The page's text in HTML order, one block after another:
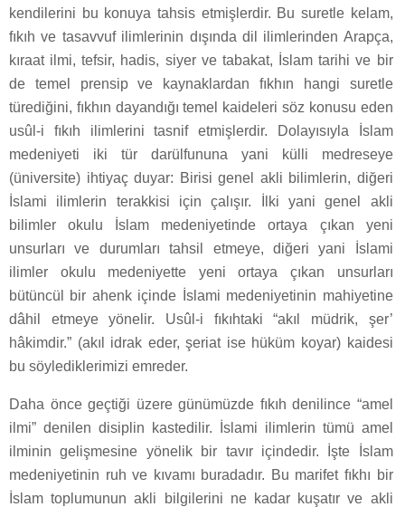
kendilerini bu konuya tahsis etmişlerdir. Bu suretle kelam,
fıkıh ve tasavvuf ilimlerinin dışında dil ilimlerinden Arapça,
kıraat ilmi, tefsir, hadis, siyer ve tabakat, İslam tarihi ve bir
de temel prensip ve kaynaklardan fıkhın hangi suretle
türediğini, fıkhın dayandığı temel kaideleri söz konusu eden
usûl-i fıkıh ilimlerini tasnif etmişlerdir. Dolayısıyla İslam
medeniyeti iki tür darülfununa yani külli medreseye
(üniversite) ihtiyaç duyar: Birisi genel akli bilimlerin, diğeri
İslami ilimlerin terakkisi için çalışır. İlki yani genel akli
bilimler okulu İslam medeniyetinde ortaya çıkan yeni
unsurları ve durumları tahsil etmeye, diğeri yani İslami
ilimler okulu medeniyette yeni ortaya çıkan unsurları
bütüncül bir ahenk içinde İslami medeniyetinin mahiyetine
dâhil etmeye yönelir. Usûl-i fıkıhtaki “akıl müdrik, şer’
hâkimdir.” (akıl idrak eder, şeriat ise hüküm koyar) kaidesi
bu söylediklerimizi emreder.
Daha önce geçtiği üzere günümüzde fıkıh denilince “amel
ilmi” denilen disiplin kastedilir. İslami ilimlerin tümü amel
ilminin gelişmesine yönelik bir tavır içindedir. İşte İslam
medeniyetinin ruh ve kıvamı buradadır. Bu marifet fıkhı bir
İslam toplumunun akli bilgilerini ne kadar kuşatır ve akli